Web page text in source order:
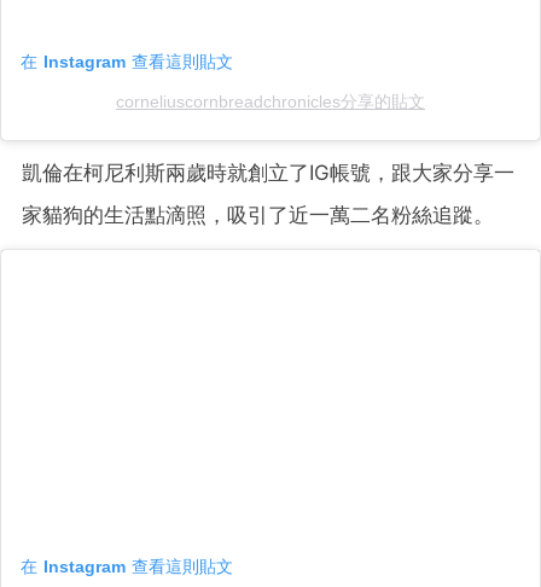
在 Instagram 查看這則貼文
corneliuscornbreadchronicles分享的貼文
凱倫在柯尼利斯兩歲時就創立了IG帳號，跟大家分享一
家貓狗的生活點滴照，吸引了近一萬二名粉絲追蹤。
在 Instagram 查看這則貼文